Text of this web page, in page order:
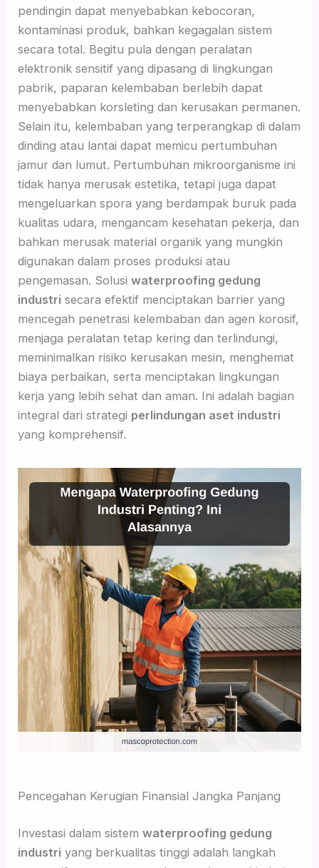
pendingin dapat menyebabkan kebocoran,
kontaminasi produk, bahkan kegagalan sistem
secara total. Begitu pula dengan peralatan
elektronik sensitif yang dipasang di lingkungan
pabrik, paparan kelembaban berlebih dapat
menyebabkan korsleting dan kerusakan permanen.
Selain itu, kelembaban yang terperangkap di dalam
dinding atau lantai dapat memicu pertumbuhan
jamur dan lumut. Pertumbuhan mikroorganisme ini
tidak hanya merusak estetika, tetapi juga dapat
mengeluarkan spora yang berdampak buruk pada
kualitas udara, mengancam kesehatan pekerja, dan
bahkan merusak material organik yang mungkin
digunakan dalam proses produksi atau
pengemasan. Solusiwaterproofing gedung
industri secara efektif menciptakan barrier yang
mencegah penetrasi kelembaban dan agen korosif,
menjaga peralatan tetap kering dan terlindungi,
meminimalkan risiko kerusakan mesin, menghemat
biaya perbaikan, serta menciptakan lingkungan
kerja yang lebih sehat dan aman. Ini adalah bagian
integral dari strategi perlindungan aset industri
yang komprehensif.
Pencegahan Kerugian Finansial Jangka Panjang
Investasi dalam sistemwaterproofing gedung
industri yang berkualitas tinggi adalah langkah